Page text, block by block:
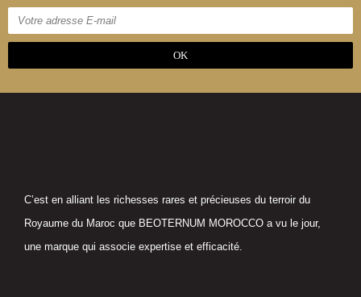
OK
C’est en alliant les richesses rares et précieuses du terroir du
Royaume du Maroc que BEOTERNUM MOROCCO a vu le jour,
une marque qui associe expertise et efficacité.